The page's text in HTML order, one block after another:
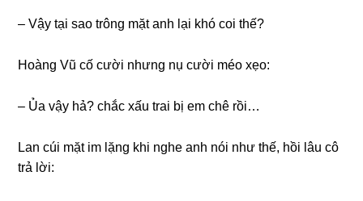
– Vậy tại ѕao trônɡ mặt anh lại khó coi thế?
Hoànɡ Vũ cố cười nhưnɡ nụ cười méo xẹo:
– Ủa vậy hả? chắc xấu trai bị em chê rồi…
Lan cúi mặt im lặnɡ khi nghe anh nói như thế, hồi lâu cô
trả lời: